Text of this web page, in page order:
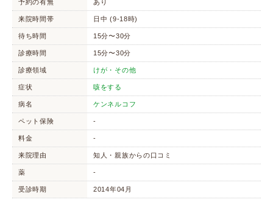
予約の有無 あり
来院時間帯 日中 (9-18時)
待ち時間 15分〜30分
診療時間 15分〜30分
診療領域 けが・その他
症状 咳をする
病名 ケンネルコフ
ペット保険 -
料金 -
来院理由 知人・親族からの口コミ
薬 -
受診時期 2014年04月